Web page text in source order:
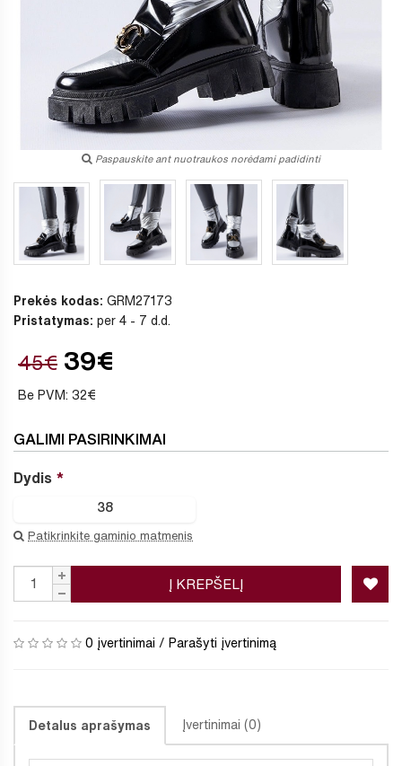
Paspauskite ant nuotraukos norėdami padidinti
Prekės kodas: GRM27173
Pristatymas: per 4 - 7 d.d.
45€ 39€
Be PVM: 32€
GALIMI PASIRINKIMAI
Dydis
38
Patikrinkite gaminio matmenis
Į KREPŠELĮ
0 įvertinimai / Parašyti įvertinimą
Detalus aprašymas Įvertinimai (0)